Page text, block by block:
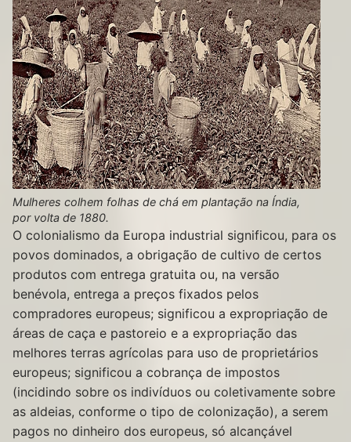
Mulheres colhem folhas de chá em plantação na Índia,
por volta de 1880.
O colonialismo da Europa industrial significou, para os
povos dominados, a obrigação de cultivo de certos
produtos com entrega gratuita ou, na versão
benévola, entrega a preços fixados pelos
compradores europeus; significou a expropriação de
áreas de caça e pastoreio e a expropriação das
melhores terras agrícolas para uso de proprietários
europeus; significou a cobrança de impostos
(incidindo sobre os indivíduos ou coletivamente sobre
as aldeias, conforme o tipo de colonização), a serem
pagos no dinheiro dos europeus, só alcançável